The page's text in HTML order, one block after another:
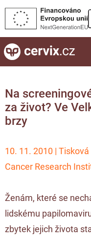
Na
za život? Ve
brzy
10. 11. 2010 |
Cancer Research
Ženám, které se
lidskému
zbytek jejich života